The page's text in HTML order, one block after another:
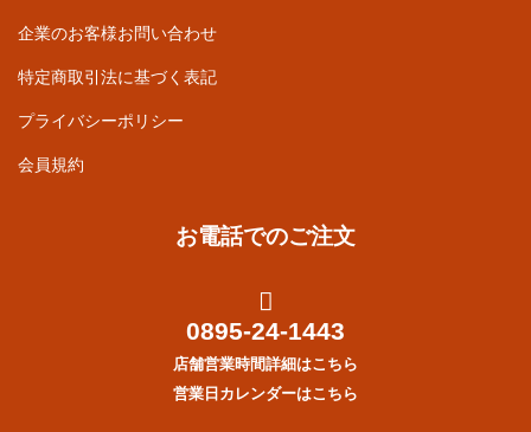
企業のお客様お問い合わせ
特定商取引法に基づく表記
プライバシーポリシー
会員規約
お電話でのご注文
0895-24-1443
店舗営業時間詳細はこちら
営業日カレンダーはこちら